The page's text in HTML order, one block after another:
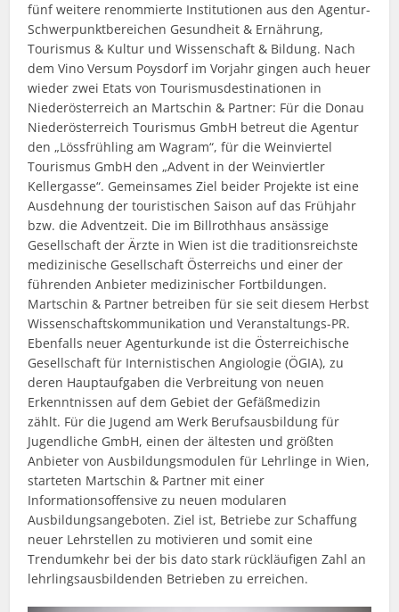
fünf weitere renommierte Institutionen aus den Agentur-
Schwerpunktbereichen Gesundheit & Ernährung,
Tourismus & Kultur und Wissenschaft & Bildung. Nach
dem Vino Versum Poysdorf im Vorjahr gingen auch heuer
wieder zwei Etats von Tourismusdestinationen in
Niederösterreich an Martschin & Partner: Für die Donau
Niederösterreich Tourismus GmbH betreut die Agentur
den „Lössfrühling am Wagram“, für die Weinviertel
Tourismus GmbH den „Advent in der Weinviertler
Kellergasse“. Gemeinsames Ziel beider Projekte ist eine
Ausdehnung der touristischen Saison auf das Frühjahr
bzw. die Adventzeit. Die im Billrothhaus ansässige
Gesellschaft der Ärzte in Wien ist die traditionsreichste
medizinische Gesellschaft Österreichs und einer der
führenden Anbieter medizinischer Fortbildungen.
Martschin & Partner betreiben für sie seit diesem Herbst
Wissenschaftskommunikation und Veranstaltungs-PR.
Ebenfalls neuer Agenturkunde ist die Österreichische
Gesellschaft für Internistischen Angiologie (ÖGIA), zu
deren Hauptaufgaben die Verbreitung von neuen
Erkenntnissen auf dem Gebiet der Gefäßmedizin
zählt. Für die Jugend am Werk Berufsausbildung für
Jugendliche GmbH, einen der ältesten und größten
Anbieter von Ausbildungsmodulen für Lehrlinge in Wien,
starteten Martschin & Partner mit einer
Informationsoffensive zu neuen modularen
Ausbildungsangeboten. Ziel ist, Betriebe zur Schaffung
neuer Lehrstellen zu motivieren und somit eine
Trendumkehr bei der bis dato stark rückläufigen Zahl an
lehrlingsausbildenden Betrieben zu erreichen.